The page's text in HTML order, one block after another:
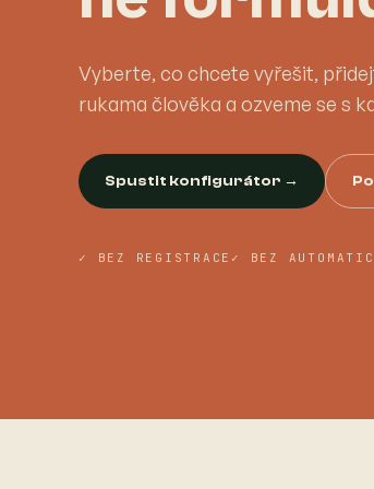
Vyberte, co chcete vyřešit,
rukama člověka a ozveme se s
Spustit konfigurátor →
✓ BEZ REGISTRACE ✓ BEZ